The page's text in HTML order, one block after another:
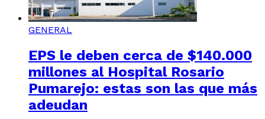
GENERAL
EPS le deben cerca de $140.000
millones al Hospital Rosario
Pumarejo: estas son las que más
adeudan